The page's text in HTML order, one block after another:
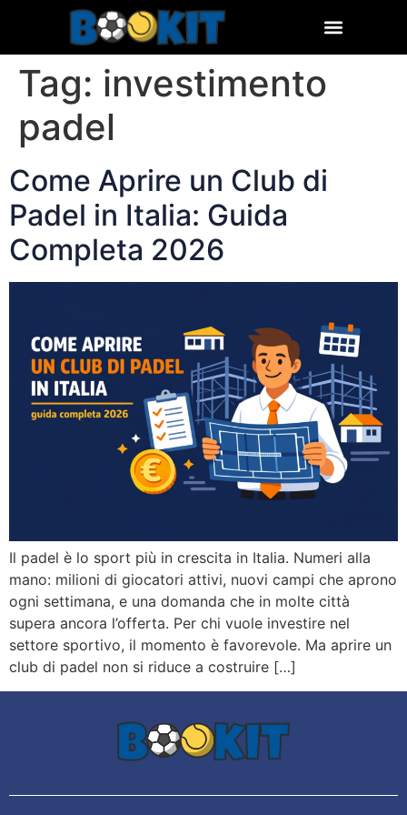
Tag: investimento
padel
Come Aprire un Club di
Padel in Italia: Guida
Completa 2026
Il padel è lo sport più in crescita in Italia. Numeri alla
mano: milioni di giocatori attivi, nuovi campi che aprono
ogni settimana, e una domanda che in molte città
supera ancora l’offerta. Per chi vuole investire nel
settore sportivo, il momento è favorevole. Ma aprire un
club di padel non si riduce a costruire […]